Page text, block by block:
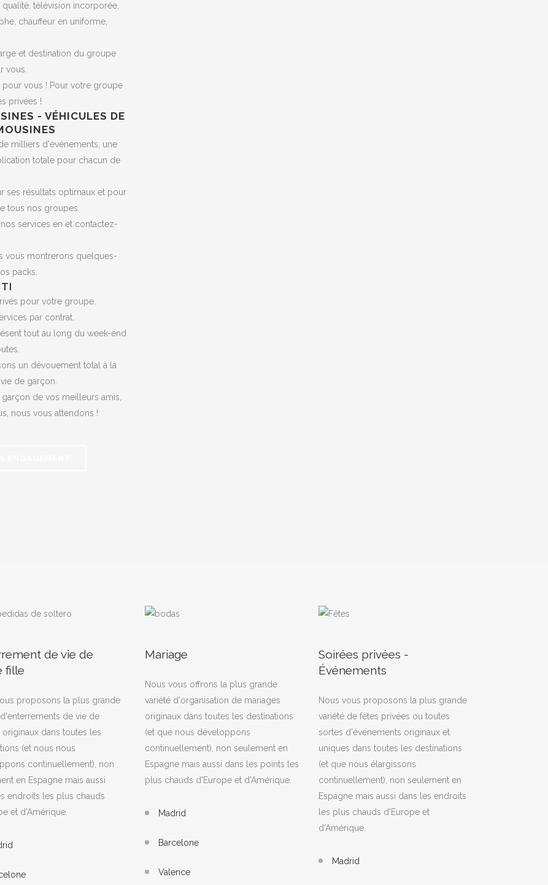
télévision incorporée,
chauffeur en uniforme,
et destination du groupe
vous.
vous ! Pour votre groupe
privées !
- VÉHICULES DE
milliers d'événements, une
totale pour chacun de
ses résultats optimaux et pour
tous nos groupes.
services en et contactez-
vous montrerons quelques-
packs.
pour votre groupe.
par contrat.
tout au long du week-end
un dévouement total à la
de garçon.
de vos meilleurs amis,
nous vous attendons !
de vie de
fille
proposons la plus grande
de vie de
originaux dans toutes les
(et nous nous
continuellement), non
en Espagne mais aussi
endroits les plus chauds
et d'Amérique.
Mariage
Nous vous offrons la plus grande
variété d'organisation de mariages
originaux dans toutes les destinations
(et que nous développons
continuellement), non seulement en
Espagne mais aussi dans les points les
plus chauds d'Europe et d'Amérique.
Madrid
Barcelone
Valence
Soirées privées -
Événements
Nous vous proposons la plus grande
variété de fêtes privées ou toutes
sortes d'événements originaux et
uniques dans toutes les destinations
(et que nous élargissons
continuellement), non seulement en
Espagne mais aussi dans les endroits
les plus chauds d'Europe et
d'Amérique.
Madrid